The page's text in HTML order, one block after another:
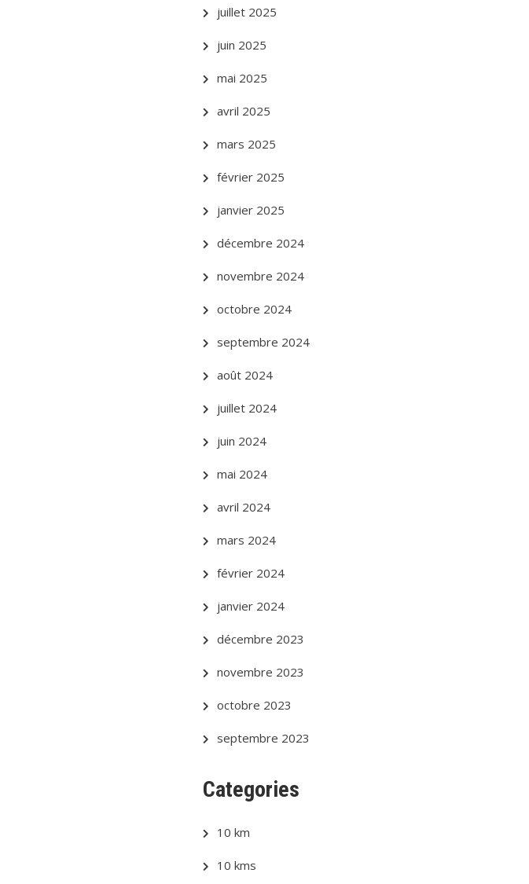
juillet 2025
juin 2025
mai 2025
avril 2025
mars 2025
février 2025
janvier 2025
décembre 2024
novembre 2024
octobre 2024
septembre 2024
août 2024
juillet 2024
juin 2024
mai 2024
avril 2024
mars 2024
février 2024
janvier 2024
décembre 2023
novembre 2023
octobre 2023
septembre 2023
Categories
10 km
10 kms